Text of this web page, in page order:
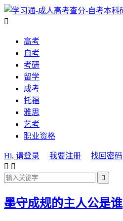

高考
自考
考研
留学
成考
托福
雅思
艺考
职业资格
Hi, 请登录 我要注册
找回密码
 

墨守成规的主人公是谁